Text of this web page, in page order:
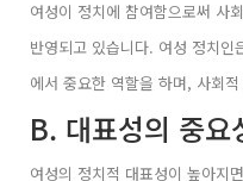
여성이 정치에 참여함으로써 사
반영되고 있습니다. 여성 정치
에서 중요한 역할을 하며, 사회
B. 대표성의 중요
여성의 정치적 대표성이 높아지